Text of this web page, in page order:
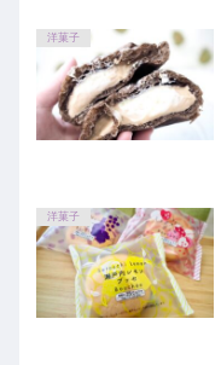
洋菓子
洋菓子